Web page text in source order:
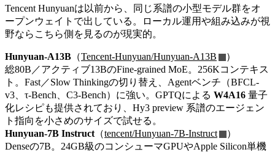
Tencent Hunyuanは以前から、同じ系譜の小型モデル群をオ
ープンウェイトで出している。ローカル運用や組み込みが視
野ならこちら側を見るのが現実的。
Hunyuan-A13B （Tencent-Hunyuan/Hunyuan-A13B
）
総80B／アクティブ13BのFine-grained MoE。256Kコンテキス
ト。Fast／Slow Thinkingの切り替え、Agentベンチ（BFCL-
v3、τ-Bench、C3-Bench）に強い。GPTQによる W4A16 量子
化レシピも提供されており、Hy3 preview 系譜のエージェン
ト指向を小さめのサイズで試せる。
Hunyuan-7B Instruct （tencent/Hunyuan-7B-Instruct
）
Denseの7B。24GB級のコンシューマGPUやApple Silicon単機